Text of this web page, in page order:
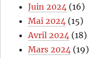
Juin 2024 (16)
Mai 2024 (15)
Avril 2024 (18)
Mars 2024 (19)